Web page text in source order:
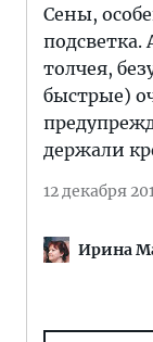
Сены,
толчея,
быстрые)
держали
12 декабря
Ирина